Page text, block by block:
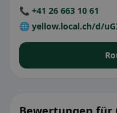
📞 +41 26 663 10 61
🌐 yellow.local.ch/d/